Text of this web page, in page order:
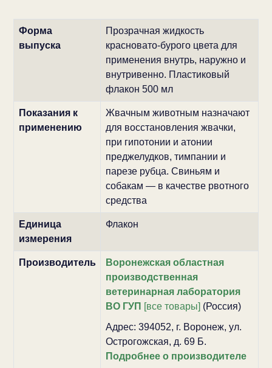
Форма
выпуска
Прозрачная жидкость
красновато-бурого цвета для
применения внутрь, наружно и
внутривенно. Пластиковый
флакон 500 мл
Показания к
применению
Жвачным животным назначают
для восстановления жвачки,
при гипотонии и атонии
преджелудков, тимпании и
парезе рубца. Свиньям и
собакам — в качестве рвотного
средства
Единица
измерения
Флакон
Производитель
Воронежская областная
производственная
ветеринарная лаборатория
ВО ГУП [все товары] (Россия)
Адрес: 394052, г. Воронеж, ул.
Острогожская, д. 69 Б.
Подробнее о производителе